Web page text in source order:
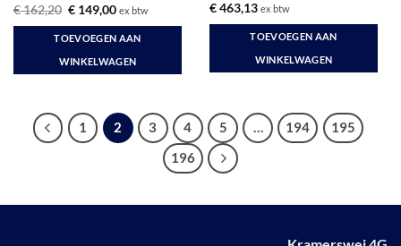
Gewaardeerd
4.5uit 5
€162,20 Oorspronkelijke
was:
€ 162,20.
€149,00Huidige
is:
€ 149,00.
ex btw
TOEVOEGEN AAN
WINKELWAGEN
€463,13 ex btw
TOEVOEGEN AAN
WINKELWAGEN
1 2 3 4 5 … 194
195
196